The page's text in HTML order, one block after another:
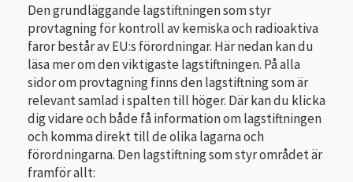
Den grundläggande lagstiftningen som styr
provtagning för kontroll av kemiska och radioaktiva
faror består av EU:s förordningar. Här nedan kan du
läsa mer om den viktigaste lagstiftningen. På alla
sidor om provtagning finns den lagstiftning som är
relevant samlad i spalten till höger. Där kan du klicka
dig vidare och både få information om lagstiftningen
och komma direkt till de olika lagarna och
förordningarna. Den lagstiftning som styr området är
framför allt: